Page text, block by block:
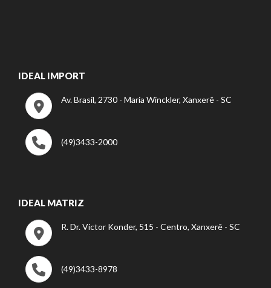
IDEAL IMPORT
Av. Brasil, 2730 - Maria Winckler, Xanxerê - SC
(49)3433-2000
IDEAL MATRIZ
R. Dr. Victor Konder, 515 - Centro, Xanxerê - SC
(49)3433-8978